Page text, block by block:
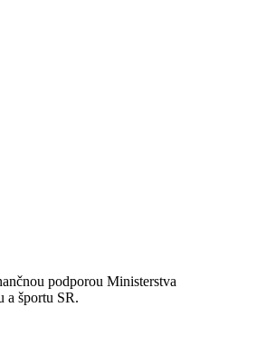
podporou Ministerstva
a športu SR.